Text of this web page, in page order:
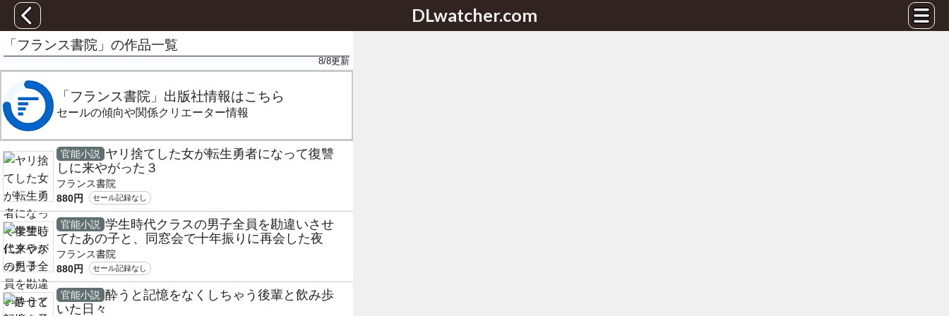
DLwatcher.com
「フランス書院」の作品一覧
8/8更新
「フランス書院」出版社情報はこちら
セールの傾向や関係クリエーター情報
官能小説
ヤリ捨てした女が転生勇者になって復讐
しに来やがった３
フランス書院
880円
セール記録なし
官能小説 学生時代クラスの男子全員を勘違いさせ
てたあの子と、同窓会で十年振りに再会した夜
フランス書院
880円
セール記録なし
官能小説 酔うと記憶をなくしちゃう後輩と飲み歩
いた日々